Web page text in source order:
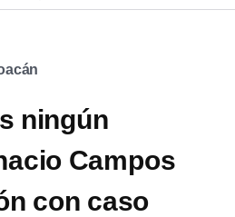
ningún
Campos
con caso